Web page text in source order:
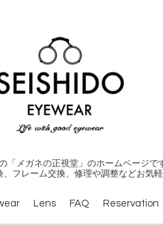
「メガネの正視堂」のホームページで
フレーム交換、修理や調整などお気軽
Lens FAQ Reservation